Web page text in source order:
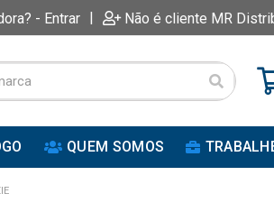
- Entrar | Não é cliente MR
QUEM SOMOS